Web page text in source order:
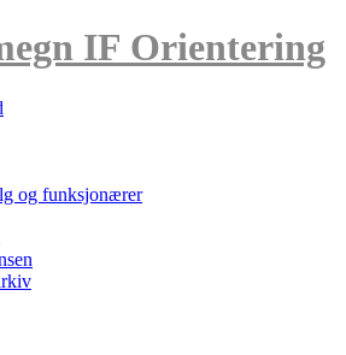
IF Orientering
og funksjonærer